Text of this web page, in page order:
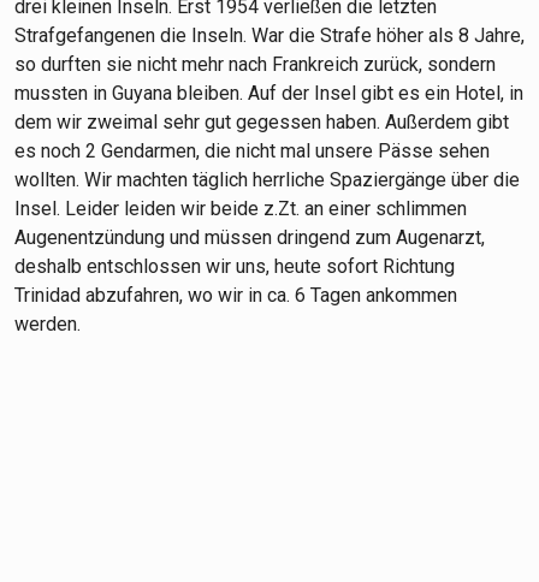
drei kleinen Inseln. Erst 1954 verließen die letzten
Strafgefangenen die Inseln. War die Strafe höher als 8 Jahre,
so durften sie nicht mehr nach Frankreich zurück, sondern
mussten in Guyana bleiben. Auf der Insel gibt es ein Hotel, in
dem wir zweimal sehr gut gegessen haben. Außerdem gibt
es noch 2 Gendarmen, die nicht mal unsere Pässe sehen
wollten. Wir machten täglich herrliche Spaziergänge über die
Insel. Leider leiden wir beide z.Zt. an einer schlimmen
Augenentzündung und müssen dringend zum Augenarzt,
deshalb entschlossen wir uns, heute sofort Richtung
Trinidad abzufahren, wo wir in ca. 6 Tagen ankommen
werden.